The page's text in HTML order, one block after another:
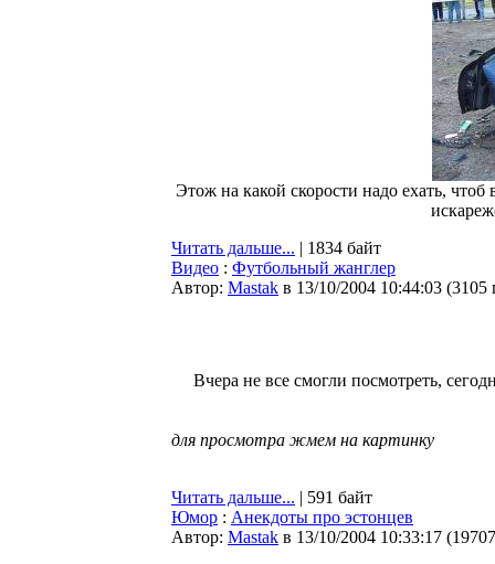
Этож на какой скорости надо ехать,
Читать дальше... | 1834 байт
Видео : Футбольный жанглер
Автор: Мastak в 13/10/2004 10:44:03 (3105
Вчера не все смогли посмотреть,
для просмотра жмем на картинку
Читать дальше... | 591 байт
Юмор : Анекдоты про эстонцев
Автор: Мastak в 13/10/2004 10:33:17 (